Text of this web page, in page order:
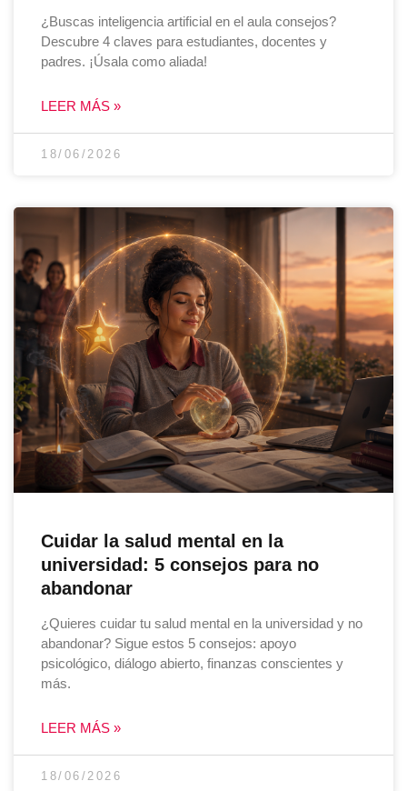
¿Buscas inteligencia artificial en el aula consejos?
Descubre 4 claves para estudiantes, docentes y
padres. ¡Úsala como aliada!
LEER MÁS »
18/06/2026
Cuidar la salud mental en la
universidad: 5 consejos para no
abandonar
¿Quieres cuidar tu salud mental en la universidad y no
abandonar? Sigue estos 5 consejos: apoyo
psicológico, diálogo abierto, finanzas conscientes y
más.
LEER MÁS »
18/06/2026